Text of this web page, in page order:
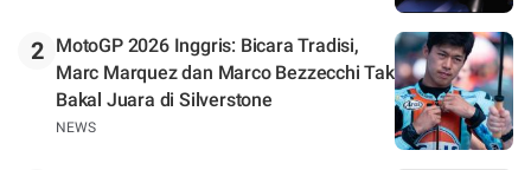
2
MotoGP 2026 Inggris: Bicara Tradisi,
Marc Marquez dan Marco Bezzecchi Tak
Bakal Juara di Silverstone
NEWS